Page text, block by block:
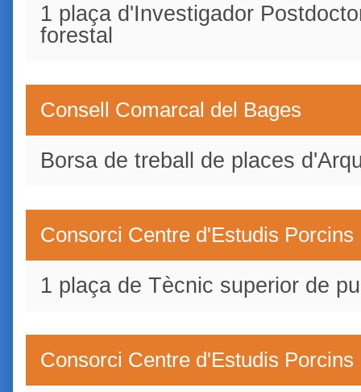
1 plaça d'Investigador
forestal
Consell Comarcal del Bages
Borsa de treball de places
Consorci Centre d'Estudis Porcins
1 plaça de Tècnic superior de
Consorci Centre d'Estudis Porcins